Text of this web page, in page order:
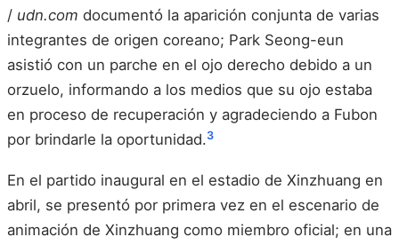
/ udn.com documentó la aparición conjunta de varias
integrantes de origen coreano; Park Seong-eun
asistió con un parche en el ojo derecho debido a un
orzuelo, informando a los medios que su ojo estaba
en proceso de recuperación y agradeciendo a Fubon
por brindarle la oportunidad.3
En el partido inaugural en el estadio de Xinzhuang en
abril, se presentó por primera vez en el escenario de
animación de Xinzhuang como miembro oficial; en una